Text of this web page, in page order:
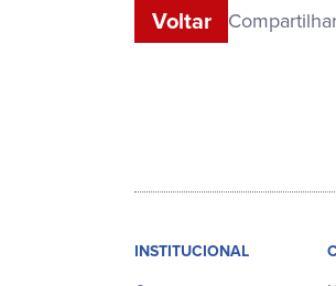
Voltar
INSTITUCIONAL